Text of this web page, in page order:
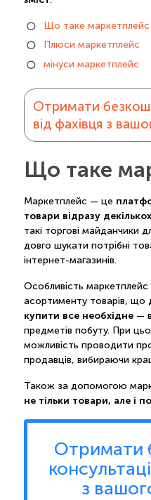
Що таке маркетплейс
Плюси маркетплейс
мінуси маркетплейс
Отримати
від фахівця з
Що таке
Маркетплейс — це
товари відразу
такі торгові майданчики
довго шукати потрібні
інтернет-магазинів.
Особливість маркетплейс
асортименту товарів, що
купити все необхідне—
предметів побуту. При
можливість проводити
продавців, вибираючи
Також за допомогою
не тільки товари, але і
Отримати
з